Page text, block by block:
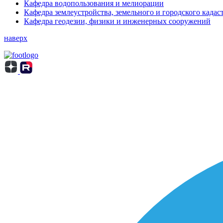
Кафедра водопользования и мелиорации
Кафедра землеустройства, земельного и городского
Кафедра геодезии, физики и инженерных сооружений
наверх